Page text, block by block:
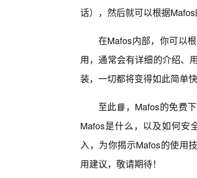
话），然后就可以根据
在Mafos内部，你可以
用，通常会有详细的介绍、
装，一切都将变得如此简单快
至此📘，Mafos的免费
Mafos是什么，以及如何安
入，为你揭示Mafos的使用
用建议，敬请期待！